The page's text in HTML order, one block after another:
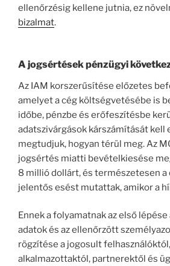
ellenőrzésig kellene jutnia, ez
bizalmat.
A jogsértések pénzügyi
Az IAM korszerűsítése előzetes
amelyet a cég költségvetésébe is
időbe, pénzbe és erőfeszítésbe
adatszivárgások kárszámítását kell
megtudjuk, hogyan térül meg. Az
jogsértés miatti bevételkiesése
8 millió dollárt, és természetesen a
jelentős esést mutattak, amikor a
Ennek a folyamatnak az első
adatok és az ellenőrzött
rögzítése a jogosult
alkalmazottaktól, partnerektől és